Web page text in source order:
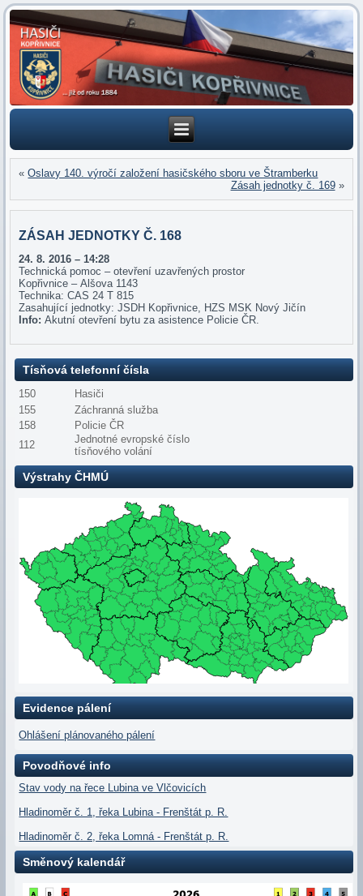
«Oslavy 140. výročí založení hasičského sboru ve Štramberku
Zásah jednotky č. 169»
ZÁSAH JEDNOTKY Č. 168
24. 8. 2016 – 14:28
Technická pomoc – otevření uzavřených prostor
Kopřivnice – Alšova 1143
Technika: CAS 24 T 815
Zasahující jednotky: JSDH Kopřivnice, HZS MSK Nový Jičín
Info: Akutní otevření bytu za asistence Policie ČR.
Tísňová telefonní čísla
150
Hasiči
155
Záchranná služba
158
Policie ČR
112
Jednotné evropské číslo
tísňového volání
Výstrahy ČHMÚ
Evidence pálení
Ohlášení plánovaného pálení
Povodňové info
Stav vody na řece Lubina ve Vlčovicích
Hladinoměr č. 1, řeka Lubina - Frenštát p. R.
Hladinoměr č. 2, řeka Lomná - Frenštát p. R.
Směnový kalendář